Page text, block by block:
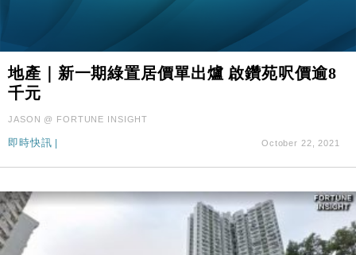
地產｜新一期綠置居價單出爐 啟鑽苑呎價逾8
千元
JASON @ FORTUNE INSIGHT
即時快訊 October 22, 2021